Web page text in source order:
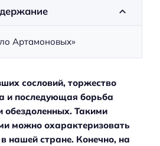
сословий, торжество
и последующая борьба
обездоленных. Такими
можно охарактеризовать
нашей стране. Конечно, на
Артамоновых»